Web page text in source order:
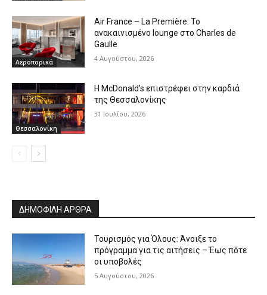
Αεροπορικά
Air France – La Première: Το
ανακαινισμένο lounge στο Charles de
Gaulle
4 Αυγούστου, 2026
Θεσσαλονίκη
Η McDonald’s επιστρέφει στην καρδιά
της Θεσσαλονίκης
31 Ιουλίου, 2026
ΔΗΜΟΦΙΛΗ ΑΡΘΡΑ
Τουρισμός για Όλους: Άνοιξε το
πρόγραμμα για τις αιτήσεις – Έως πότε
οι υποβολές
5 Αυγούστου, 2026